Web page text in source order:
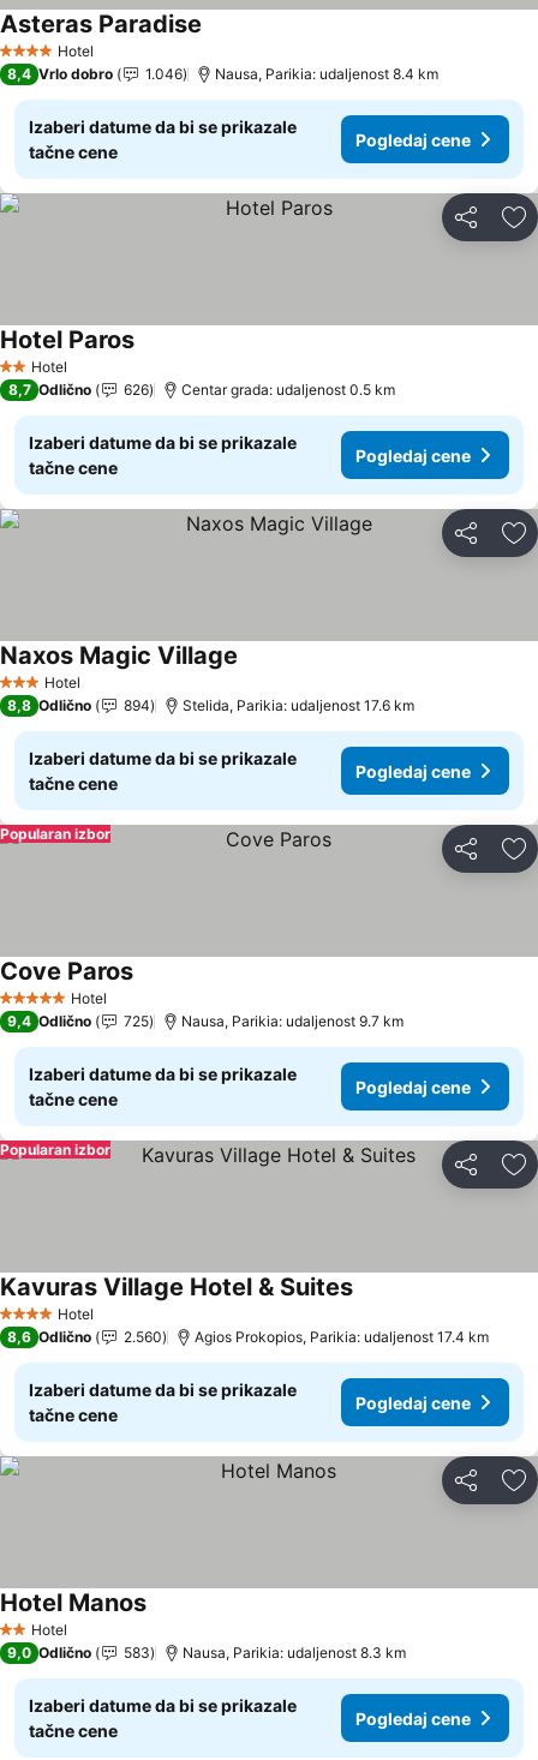
4 ZvezdiceHotel
Asteras Paradise
8,4 Vrlo dobro 1.046 Nausa, Parikia: udaljenost 8.4 km
Izaberi datume da bi se prikazale
tačne cene
Pogledaj cene
Deli
2 Zvezdice
Hotel
Hotel Paros
8,7 Odlično 626 Centar grada: udaljenost 0.5 km
Izaberi datume da bi se prikazale
tačne cene
Pogledaj cene
Deli
3 Zvezdice
Hotel
Naxos Magic Village
8,8 Odlično 894 Stelida, Parikia: udaljenost 17.6 km
Izaberi datume da bi se prikazale
tačne cene
Pogledaj cene
Deli
Popularan izbor
5 ZvezdiceHotel
Cove Paros
9,4 Odlično 725 Nausa, Parikia: udaljenost 9.7 km
Izaberi datume da bi se prikazale
tačne cene
Pogledaj cene
Deli
Popularan izbor
4 ZvezdiceHotel
Kavuras Village Hotel & Suites
8,6 Odlično 2.560 Agios Prokopios, Parikia: udaljenost 17.4 km
Izaberi datume da bi se prikazale
tačne cene
Pogledaj cene
Deli
2 Zvezdice
Hotel
Hotel Manos
9,0 Odlično 583 Nausa, Parikia: udaljenost 8.3 km
Izaberi datume da bi se prikazale
tačne cene
Pogledaj cene